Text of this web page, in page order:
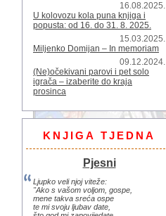
16.08.2025.
U kolovozu kola puna knjiga i
popusta: od 16. do 31. 8. 2025.
15.03.2025.
Miljenko Domijan – In memoriam
09.12.2024.
(Ne)očekivani parovi i pet solo
igrača – izaberite do kraja
prosinca
KNJIGA TJEDNA
Pjesni
Ljupko veli njoj viteže:
"Ako s vašom voljom, gospe,
mene takva sreća ospe
te mi svoju ljubav date,